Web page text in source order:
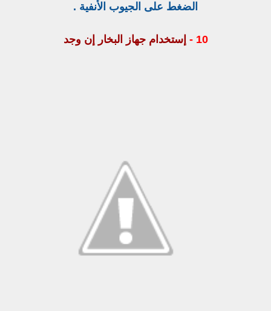
الضغط على الجيوب الأنفية .
10 - إستخدام جهاز البخار إن وجد